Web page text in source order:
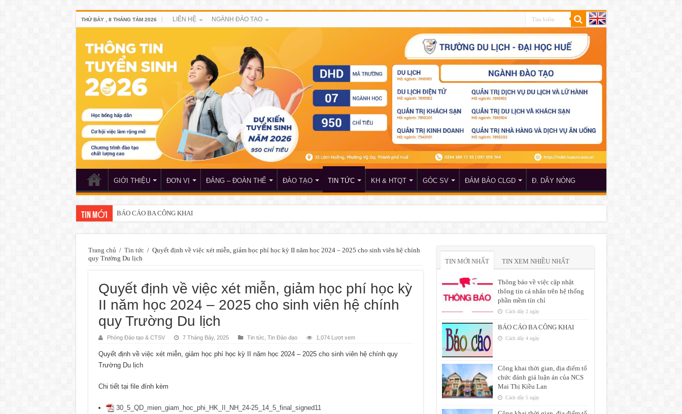
THỨ BẢY , 8 THÁNG TÁM 2026 LIÊN HỆ NGÀNH ĐÀO TẠO
GIỚI THIỆU ĐƠN VỊ ĐẢNG – ĐOÀN THỂ ĐÀO TẠO TIN TỨC KH & HTQT GÓC SV ĐẢM BẢO CLGD Đ. DÂY NÓNG
TIN MỚI BÁO CÁO BA CÔNG KHAI
Trang chủ / Tin tức / Quyết định về việc xét miễn, giảm học phí học kỳ II năm học 2024 – 2025 cho sinh viên hệ chính
quy Trường Du lịch
Quyết định về việc xét miễn, giảm học phí học kỳ
II năm học 2024 – 2025 cho sinh viên hệ chính
quy Trường Du lịch
Phòng Đào tạo & CTSV 7 Tháng Bảy, 2025 Tin tức Tin Đào đạo 1,074 Lượt xem
Quyết định về việc xét miễn, giảm học phí học kỳ II năm học 2024 – 2025 cho sinh viên hệ chính quy
Trường Du lịch
Chi tiết tại file đính kèm
30_5_QD_mien_giam_hoc_phi_HK_II_NH_24-25_14_5_final_signed11
TIN MỚI NHẤT TIN XEM NHIỀU NHẤT
Thông báo về việc cập nhật
thông tin cá nhân trên hệ thống
phần mềm tín chỉ
Cách đây 2 ngày
BÁO CÁO BA CÔNG KHAI
Cách đây 4 ngày
Công khai thời gian, địa điểm tổ
chức đánh giá luận án của NCS
Mai Thị Kiều Lan
Cách đây 5 ngày